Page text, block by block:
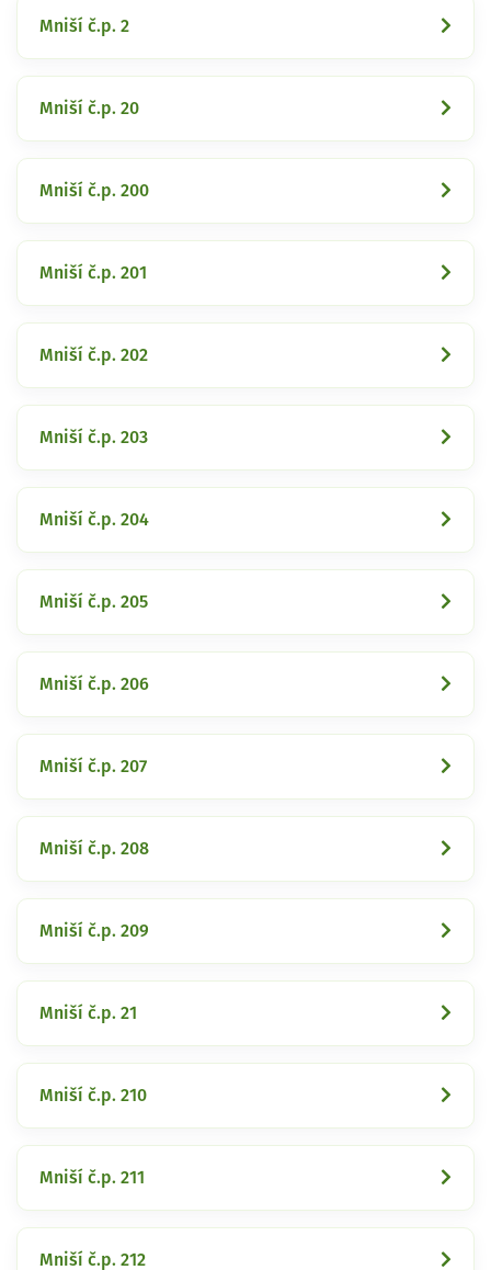
Mniší č.p. 2
Mniší č.p. 20
Mniší č.p. 200
Mniší č.p. 201
Mniší č.p. 202
Mniší č.p. 203
Mniší č.p. 204
Mniší č.p. 205
Mniší č.p. 206
Mniší č.p. 207
Mniší č.p. 208
Mniší č.p. 209
Mniší č.p. 21
Mniší č.p. 210
Mniší č.p. 211
Mniší č.p. 212